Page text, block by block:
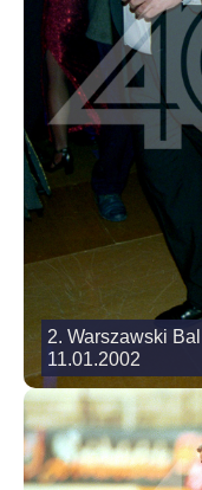
2. Warszawski
11.01.2002